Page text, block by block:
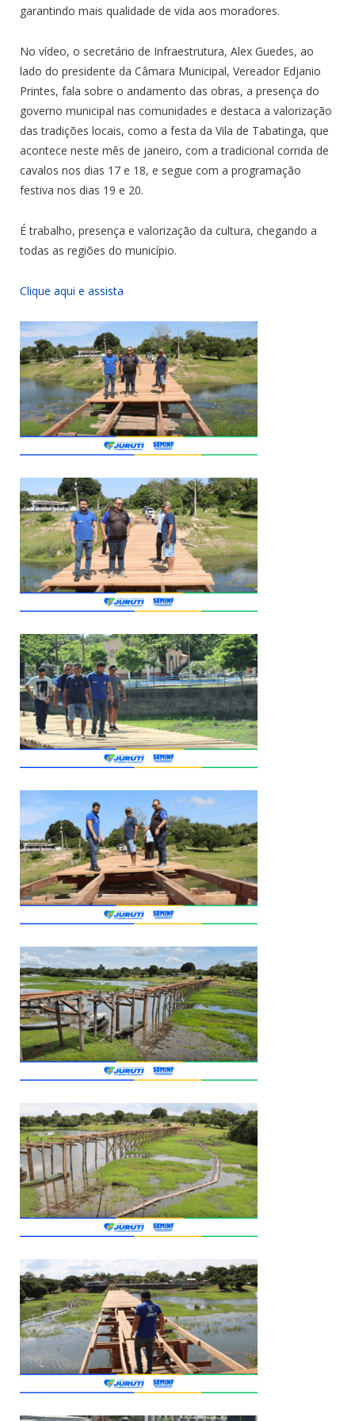
garantindo mais qualidade de vida aos moradores.
No vídeo, o secretário de Infraestrutura, Alex Guedes, ao
lado do presidente da Câmara Municipal, Vereador Edjanio
Printes, fala sobre o andamento das obras, a presença do
governo municipal nas comunidades e destaca a valorização
das tradições locais, como a festa da Vila de Tabatinga, que
acontece neste mês de janeiro, com a tradicional corrida de
cavalos nos dias 17 e 18, e segue com a programação
festiva nos dias 19 e 20.
É trabalho, presença e valorização da cultura, chegando a
todas as regiões do município.
Clique aqui e assista